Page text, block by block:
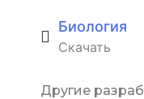
Биология
Скачать
Другие